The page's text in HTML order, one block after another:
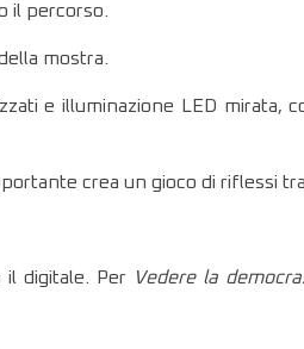
il percorso.
mostra.
e illuminazione LED mirata,
crea un gioco di riflessi
digitale. Per Vedere la